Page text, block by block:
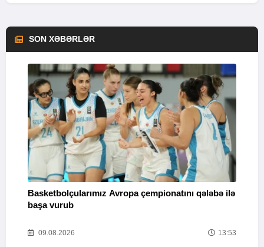
SON XƏBƏRLƏR
Basketbolçularımız Avropa çempionatını qələbə ilə
başa vurub
09.08.2026 13:53